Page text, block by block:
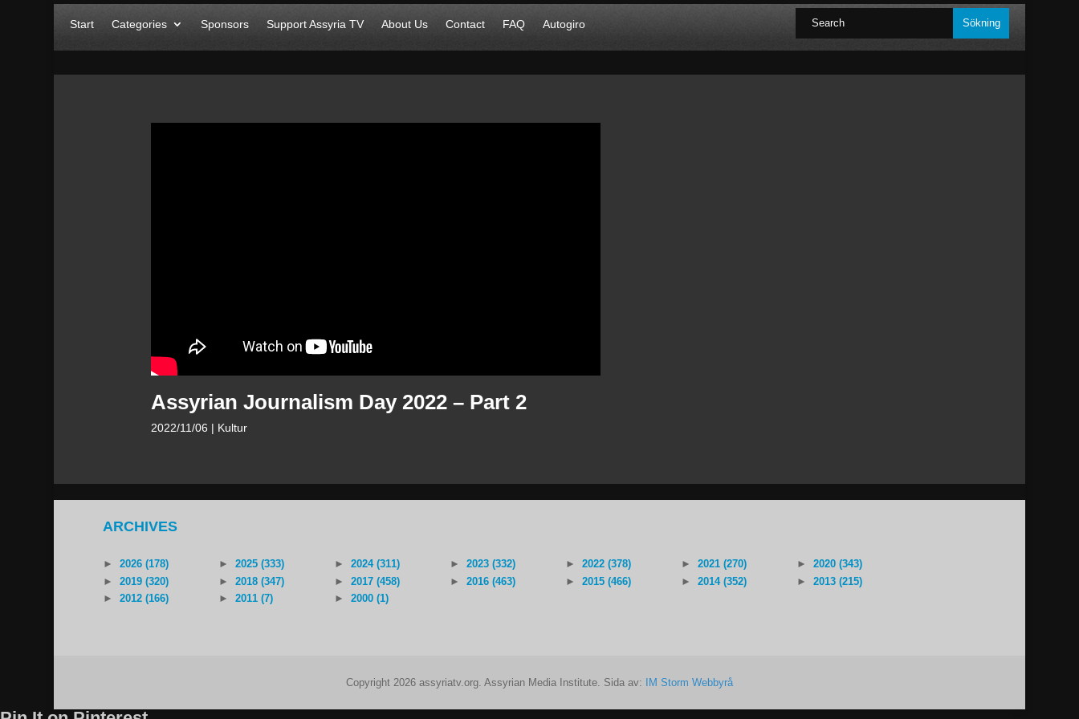
Start Categories Sponsors Support Assyria TV About Us Contact FAQ Autogiro
Assyrian Journalism Day 2022 – Part 2
2022/11/06 | Kultur
ARCHIVES
► 2026 (178) ► 2025 (333) ► 2024 (311) ► 2023 (332) ► 2022 (378) ► 2021 (270) ►
2020 (343)
►
2019 (320) ► 2018 (347) ► 2017 (458) ► 2016 (463) ► 2015 (466) ► 2014 (352) ►
2013 (215)
►
2012 (166) ► 2011 (7) ► 2000 (1)
Copyright 2026 assyriatv.org. Assyrian Media Institute. Sida av: IM Storm Webbyrå